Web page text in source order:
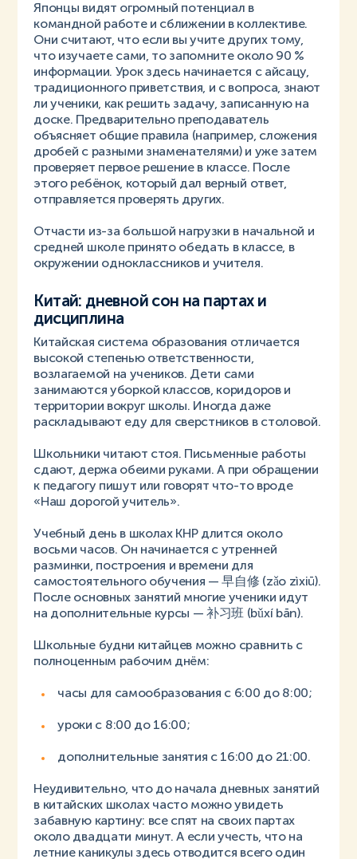
Японцы видят огромный потенциал в
командной работе и сближении в коллективе.
Они считают, что если вы учите других тому,
что изучаете сами, то запомните около 90 %
информации. Урок здесь начинается с айсацу,
традиционного приветствия, и с вопроса, знают
ли ученики, как решить задачу, записанную на
доске. Предварительно преподаватель
объясняет общие правила (например, сложения
дробей с разными знаменателями) и уже затем
проверяет первое решение в классе. После
этого ребёнок, который дал верный ответ,
отправляется проверять других.
Отчасти из-за большой нагрузки в начальной и
средней школе принято обедать в классе, в
окружении одноклассников и учителя.
Китай: дневной сон на партах и
дисциплина
Китайская система образования отличается
высокой степенью ответственности,
возлагаемой на учеников. Дети сами
занимаются уборкой классов, коридоров и
территории вокруг школы. Иногда даже
раскладывают еду для сверстников в столовой.
Школьники читают стоя. Письменные работы
сдают, держа обеими руками. А при обращении
к педагогу пишут или говорят что-то вроде
«Наш дорогой учитель».
Учебный день в школах КНР длится около
восьми часов. Он начинается с утренней
разминки, построения и времени для
самостоятельного обучения — 早自修 (zǎo zìxiū).
После основных занятий многие ученики идут
на дополнительные курсы — 补习班 (bǔxí bān).
Школьные будни китайцев можно сравнить с
полноценным рабочим днём:
часы для самообразования с 6:00 до 8:00;
уроки с 8:00 до 16:00;
дополнительные занятия с 16:00 до 21:00.
Неудивительно, что до начала дневных занятий
в китайских школах часто можно увидеть
забавную картину: все спят на своих партах
около двадцати минут. А если учесть, что на
летние каникулы здесь отводится всего один